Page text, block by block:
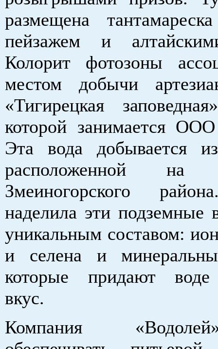
размещена
пейзажем и
Колорит фотозоны
местом добычи
«Тигирецкая
которой занимается
Эта вода добывается
расположенной на
Змеиногорского
наделила эти подземные
уникальным составом:
и селена и
которые придают
вкус.
Компания